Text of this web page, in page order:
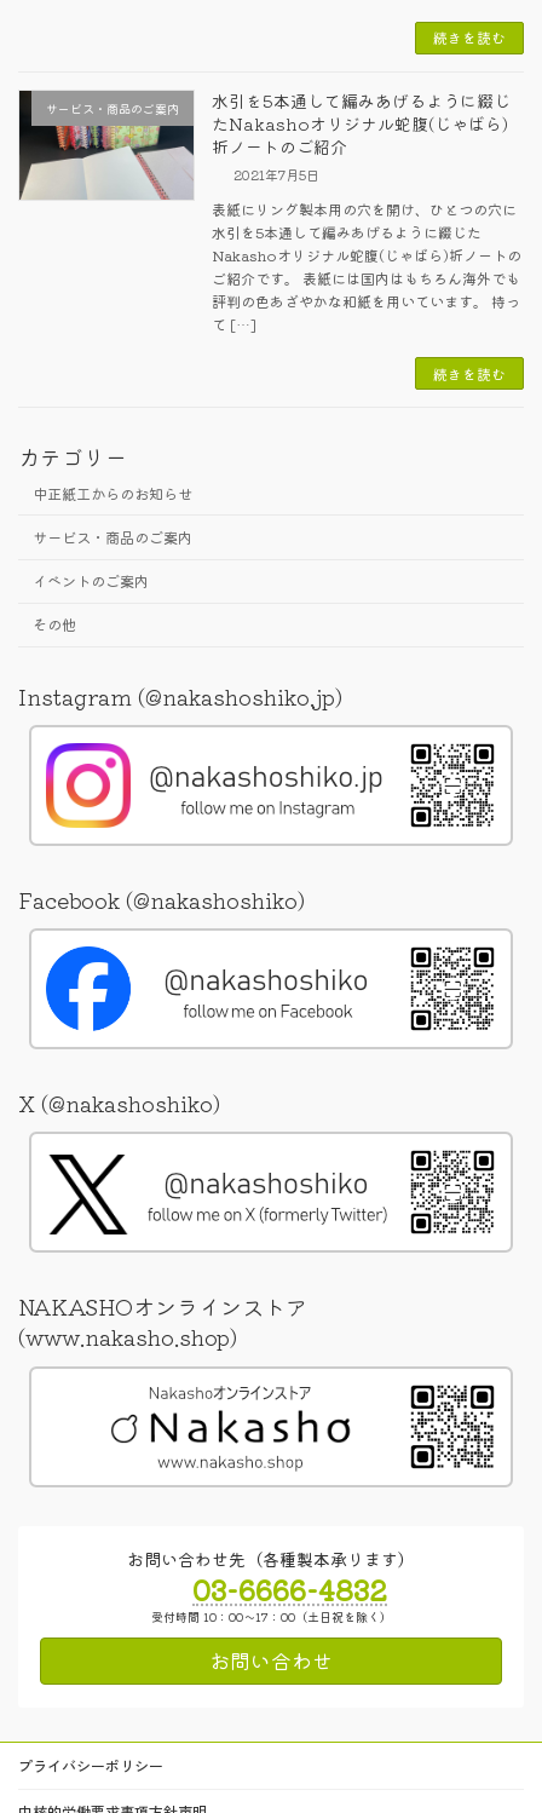
続きを読む
サービス・商品のご案内
水引を5本通して編みあげるように綴じ
たNakashoオリジナル蛇腹(じゃばら)
折ノートのご紹介
2021年7月5日
表紙にリング製本用の穴を開け、ひとつの穴に
水引を5本通して編みあげるように綴じた
Nakashoオリジナル蛇腹(じゃばら)折ノートの
ご紹介です。 表紙には国内はもちろん海外でも
評判の色あざやかな和紙を用いています。 持っ
て […]
続きを読む
カテゴリー
中正紙工からのお知らせ
サービス・商品のご案内
イベントのご案内
その他
Instagram (@nakashoshiko.jp)
Facebook (@nakashoshiko)
X (@nakashoshiko)
NAKASHOオンラインストア
(www.nakasho.shop)
お問い合わせ先（各種製本承ります）
03-6666-4832
受付時間 10：00～17：00（土日祝を除く）
お問い合わせ
プライバシーポリシー